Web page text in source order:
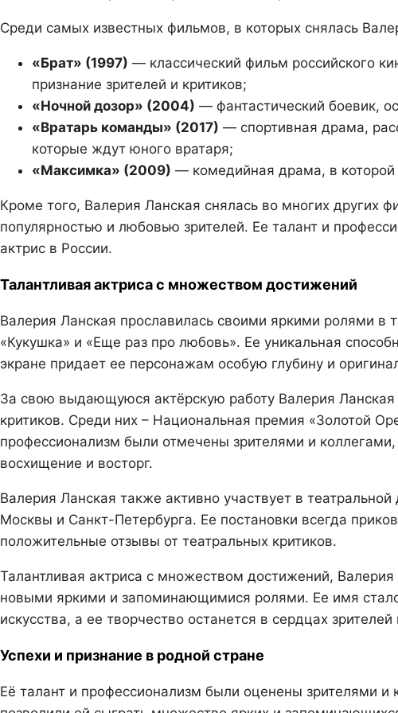
Среди самых известных фильмов, в которых снялась
«Брат» (1997) — классический фильм российского
признание зрителей и критиков;
«Ночной дозор» (2004) — фантастический боевик,
«Вратарь команды» (2017) — спортивная драма,
которые ждут юного вратаря;
«Максимка» (2009) — комедийная драма, в которой
Кроме того, Валерия Ланская снялась во многих других
популярностью и любовью зрителей. Ее талант и
актрис в России.
Талантливая актриса с множеством достижений
Валерия Ланская прославилась своими яркими ролями в
«Кукушка» и «Еще раз про любовь». Ее уникальная
экране придает ее персонажам особую глубину и
За свою выдающуюся актёрскую работу Валерия
критиков. Среди них – Национальная премия «Золотой
профессионализм были отмечены зрителями и
восхищение и восторг.
Валерия Ланская также активно участвует в
Москвы и Санкт-Петербурга. Ее постановки всегда
положительные отзывы от театральных критиков.
Талантливая актриса с множеством достижений,
новыми яркими и запоминающимися ролями. Ее имя
искусства, а ее творчество останется в сердцах зрителей
Успехи и признание в родной стране
Её талант и профессионализм были оценены зрителями и